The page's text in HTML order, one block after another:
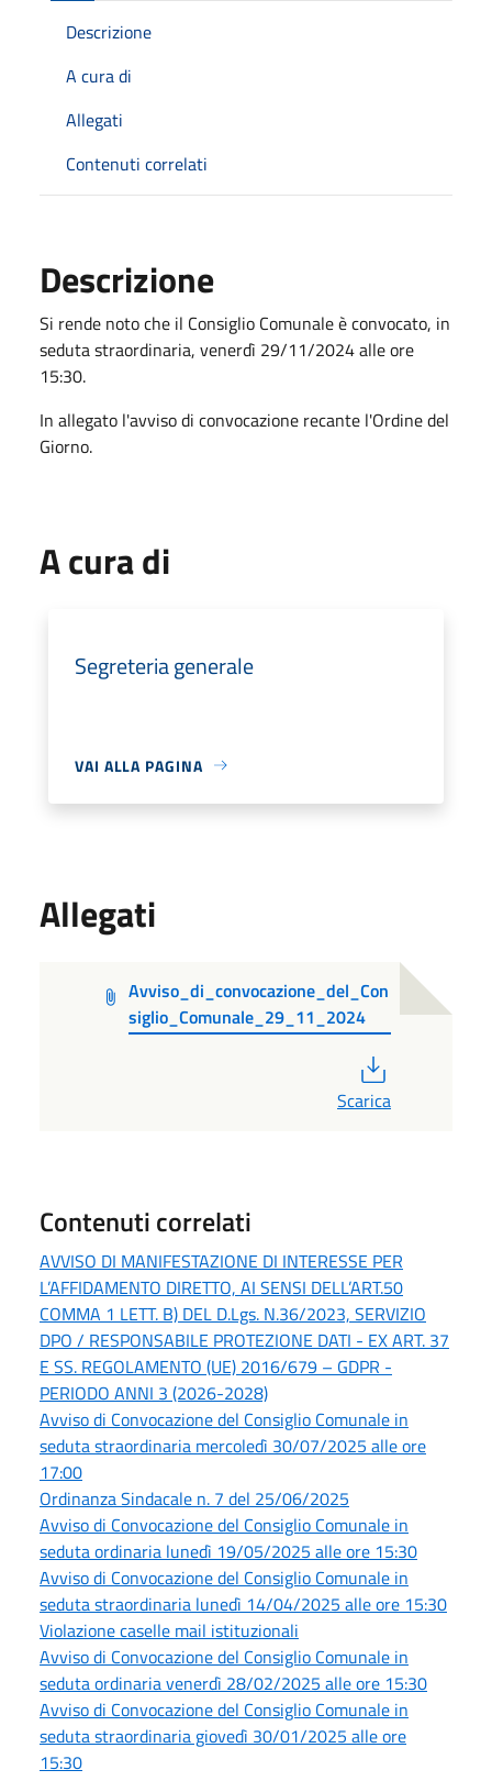
Descrizione
A cura di
Allegati
Contenuti correlati
Descrizione
Si rende noto che il Consiglio Comunale è convocato, in
seduta straordinaria, venerdì 29/11/2024 alle ore
15:30.
In allegato l'avviso di convocazione recante l'Ordine del
Giorno.
A cura di
Segreteria generale
VAI ALLA PAGINA
Allegati
Avviso_di_convocazione_del_Con
siglio_Comunale_29_11_2024
Scarica
Contenuti correlati
AVVISO DI MANIFESTAZIONE DI INTERESSE PER
L’AFFIDAMENTO DIRETTO, AI SENSI DELL’ART.50
COMMA 1 LETT. B) DEL D.Lgs. N.36/2023, SERVIZIO
DPO / RESPONSABILE PROTEZIONE DATI - EX ART. 37
E SS. REGOLAMENTO (UE) 2016/679 – GDPR -
PERIODO ANNI 3 (2026-2028)
Avviso di Convocazione del Consiglio Comunale in
seduta straordinaria mercoledì 30/07/2025 alle ore
17:00
Ordinanza Sindacale n. 7 del 25/06/2025
Avviso di Convocazione del Consiglio Comunale in
seduta ordinaria lunedì 19/05/2025 alle ore 15:30
Avviso di Convocazione del Consiglio Comunale in
seduta straordinaria lunedì 14/04/2025 alle ore 15:30
Violazione caselle mail istituzionali
Avviso di Convocazione del Consiglio Comunale in
seduta ordinaria venerdì 28/02/2025 alle ore 15:30
Avviso di Convocazione del Consiglio Comunale in
seduta straordinaria giovedì 30/01/2025 alle ore
15:30